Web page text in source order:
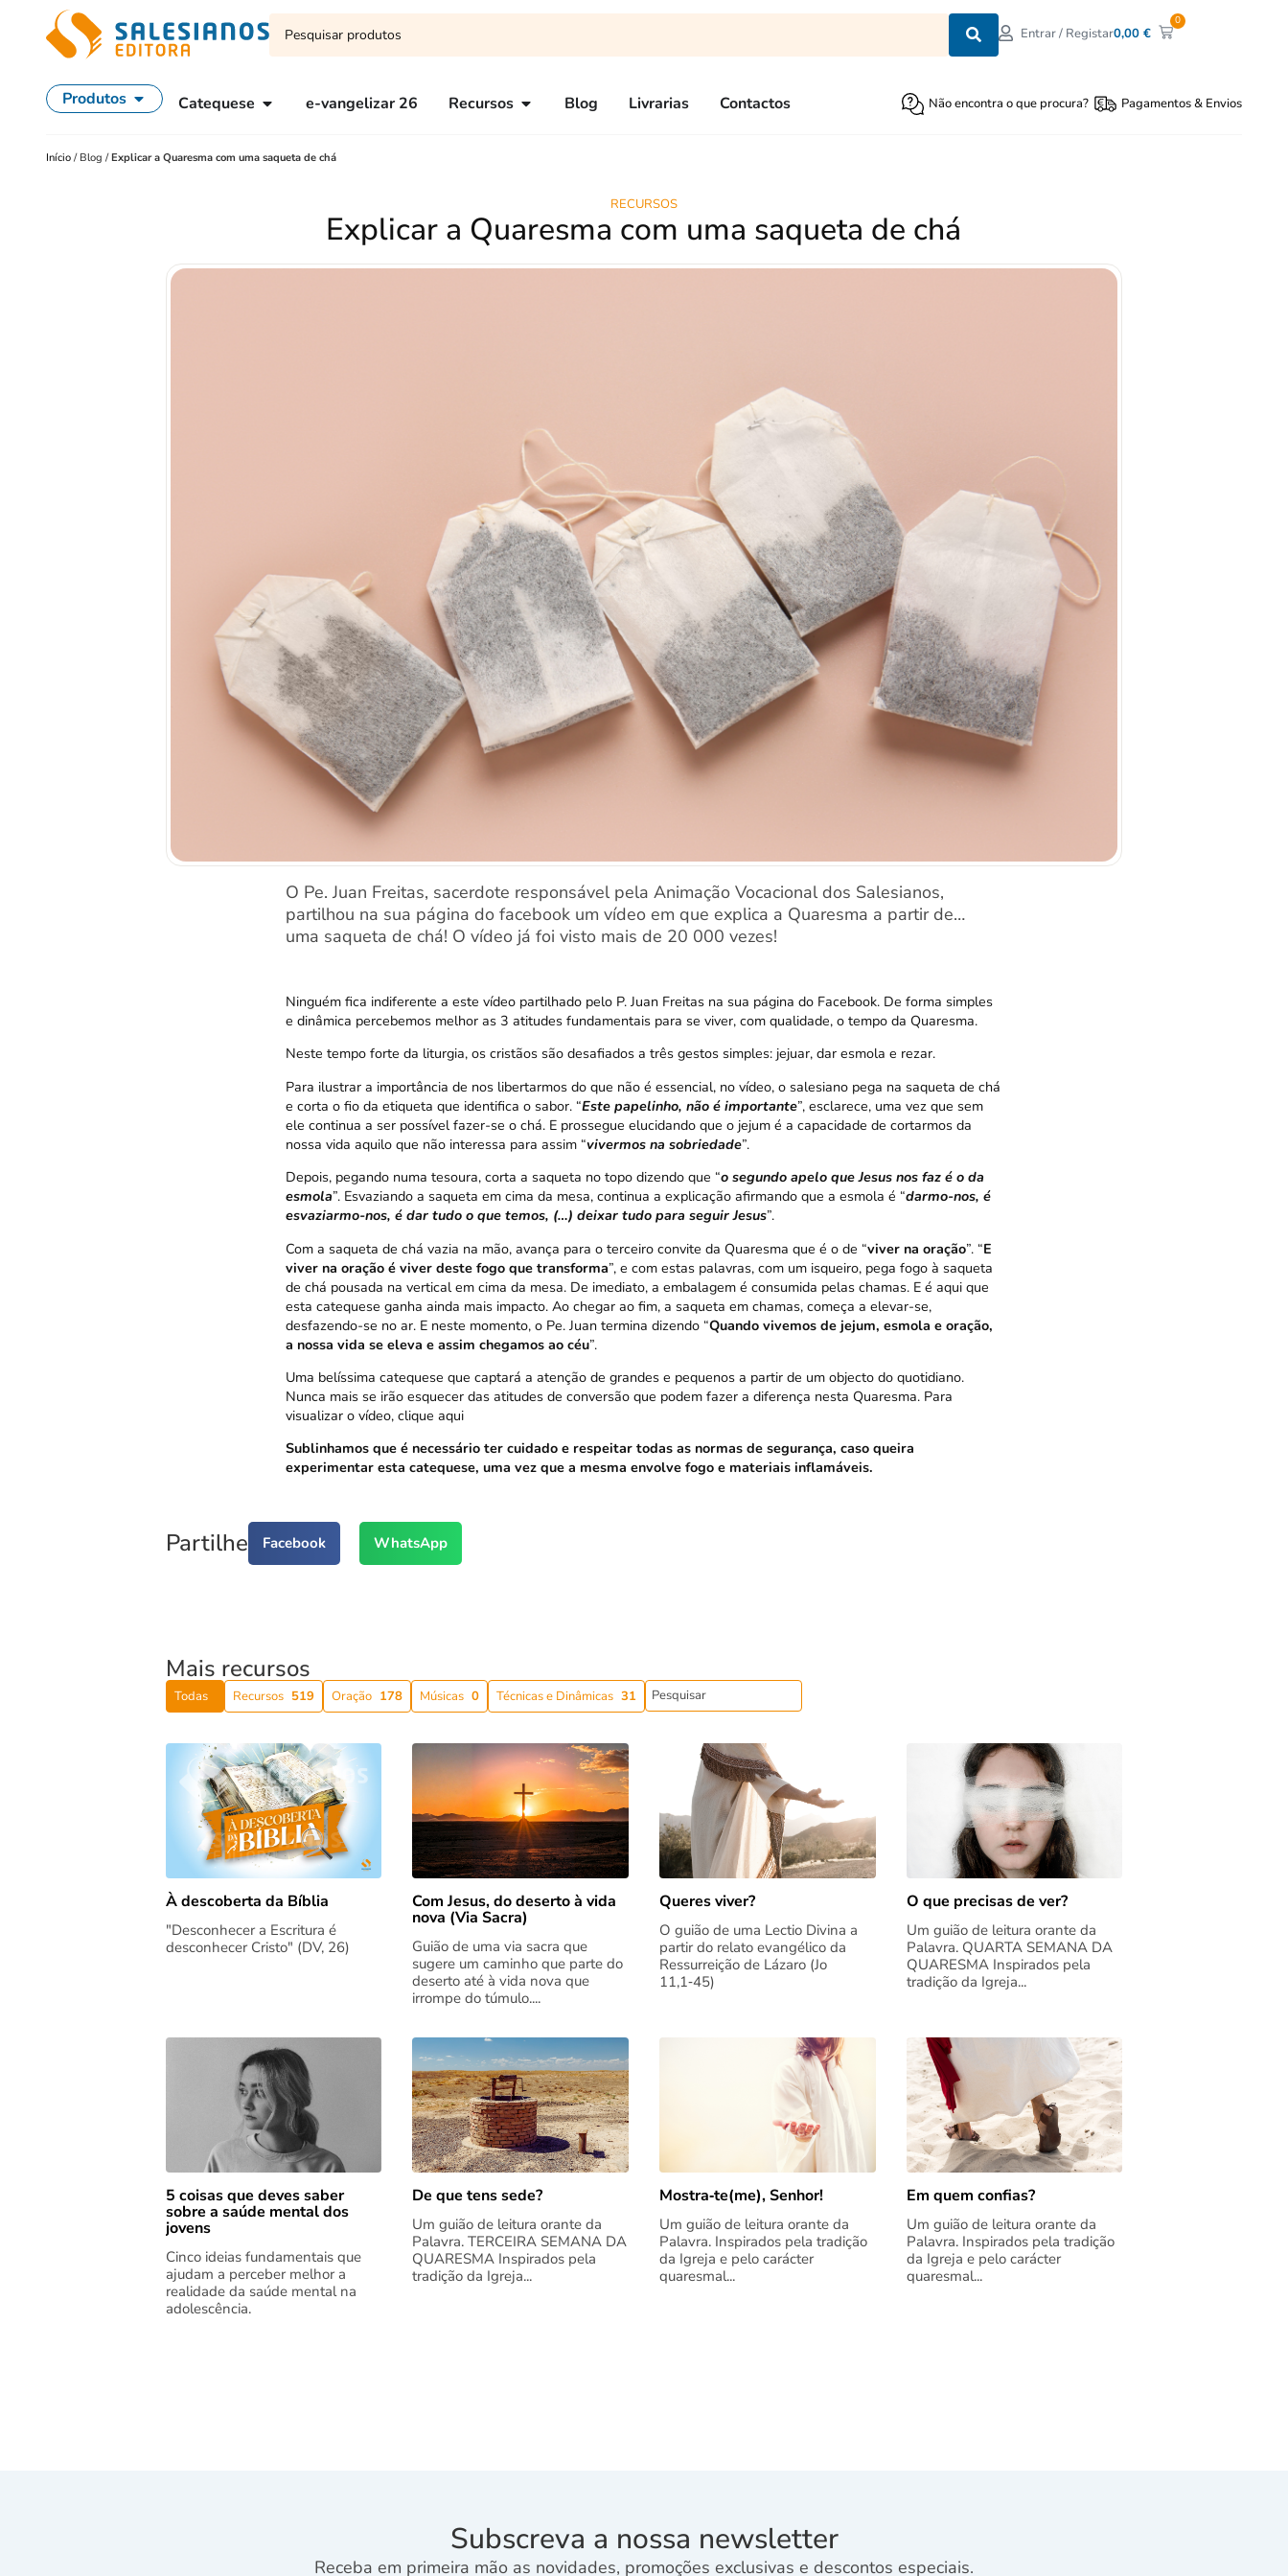
Entrar / Registar0,00€
0
Produtos Catequese e-vangelizar 26 Recursos Blog Livrarias Contactos Não encontra o que procura? Pagamentos & Envios
Início / Blog /Explicar a Quaresma com uma saqueta de chá
RECURSOS
Explicar a Quaresma com uma saqueta de chá
O Pe. Juan Freitas, sacerdote responsável pela Animação Vocacional dos Salesianos,
partilhou na sua página do facebook um vídeo em que explica a Quaresma a partir de…
uma saqueta de chá! O vídeo já foi visto mais de 20 000 vezes!
Ninguém fica indiferente a este vídeopartilhado pelo P. Juan Freitas na sua página do Facebook. De forma simples
e dinâmica percebemos melhor as 3 atitudes fundamentais para se viver, com qualidade, o tempo da Quaresma.
Neste tempo forte da liturgia, os cristãos são desafiados a três gestos simples: jejuar, dar esmola e rezar.
Para ilustrar a importância de nos libertarmos do que não é essencial,no vídeo, o salesiano pega na saqueta de chá
e corta o fio da etiqueta que identifica o sabor. “Este papelinho, não é importante”, esclarece, uma vez que sem
ele continua a ser possível fazer-se o chá. E prossegue elucidando que o jejum é a capacidade de cortarmos da
nossa vida aquilo que não interessa para assim “vivermos na sobriedade”.
Depois, pegando numa tesoura, corta a saqueta no topo dizendo que “o segundo apelo que Jesus nos faz é o da
esmola”. Esvaziando a saqueta em cima da mesa, continua a explicação afirmando que a esmola é “darmo-nos, é
esvaziarmo-nos, é dar tudo o que temos, (…) deixar tudo para seguir Jesus”.
Com a saqueta de chá vazia na mão, avança para o terceiro convite da Quaresma que é o de “viver na oração”. “E
viver na oração é viver deste fogo que transforma”, e com estas palavras, com um isqueiro, pega fogo à saqueta
de chá pousada na vertical em cima da mesa. De imediato, a embalagem é consumida pelas chamas. E é aqui que
esta catequese ganha ainda mais impacto. Ao chegar ao fim, a saqueta em chamas, começa a elevar-se,
desfazendo-se no ar. E neste momento, o Pe. Juan termina dizendo “Quando vivemos de jejum, esmola e oração,
a nossa vida se eleva e assim chegamos ao céu”.
Uma belíssima catequese que captará a atenção de grandes e pequenos a partir de um objecto do quotidiano.
Nunca mais se irão esquecer das atitudes de conversão que podem fazer a diferença nesta Quaresma. Para
visualizar o vídeo, clique aqui
Sublinhamos que é necessário ter cuidado e respeitar todas as normas de segurança, caso queira
experimentar esta catequese, uma vez que a mesma envolve fogo e materiais inflamáveis.
Partilhe Facebook WhatsApp
Mais recursos
Todas Recursos 519 Oração 178 Músicas 0 Técnicas e Dinâmicas 31
À descoberta da Bíblia
"Desconhecer a Escritura é
desconhecer Cristo" (DV, 26)
Com Jesus, do deserto à vida
nova (Via Sacra)
Guião de uma via sacra que
sugere um caminho que parte do
deserto até à vida nova que
irrompe do túmulo....
Queres viver?
O guião de uma Lectio Divina a
partir do relato evangélico da
Ressurreição de Lázaro (Jo
11,1‑45)
O que precisas de ver?
Um guião de leitura orante da
Palavra. QUARTA SEMANA DA
QUARESMA Inspirados pela
tradição da Igreja...
5 coisas que deves saber
sobre a saúde mental dos
jovens
Cinco ideias fundamentais que
ajudam a perceber melhor a
realidade da saúde mental na
adolescência.
De que tens sede?
Um guião de leitura orante da
Palavra. TERCEIRA SEMANA DA
QUARESMA Inspirados pela
tradição da Igreja...
Mostra‑te(me), Senhor!
Um guião de leitura orante da
Palavra. Inspirados pela tradição
da Igreja e pelo carácter
quaresmal...
Em quem confias?
Um guião de leitura orante da
Palavra. Inspirados pela tradição
da Igreja e pelo carácter
quaresmal...
Subscreva a nossa newsletter
Receba em primeira mão as novidades, promoções exclusivas e descontos especiais.